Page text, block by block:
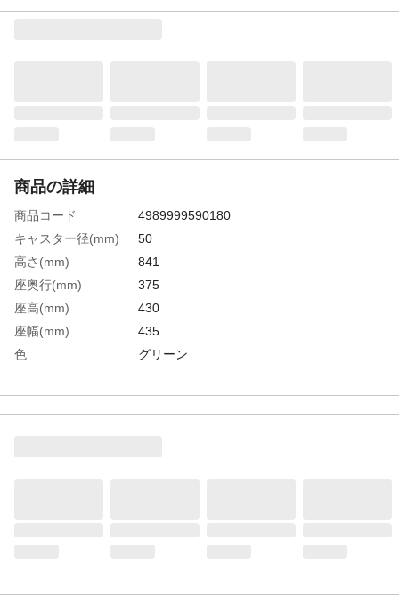
商品の詳細
商品コード
4989999590180
キャスター径(mm)
50
高さ(mm)
841
座奥行(mm)
375
座高(mm)
430
座幅(mm)
435
色
グリーン
脚色
シルバー
材質3
座部：強化樹脂成形品、ウレタンフォーム